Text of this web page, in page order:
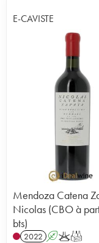
E-CAVISTE
Mendoza Catena
Nicolas (CBO à
bts)
2022 AKT